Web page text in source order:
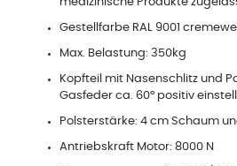
Gestellfarbe RAL 9001
Max. Belastung: 350kg
Kopfteil mit Nasenschlitz und
Gasfeder ca. 60° positiv
Polsterstärke: 4 cm Schaum
Antriebskraft Motor: 8000 N